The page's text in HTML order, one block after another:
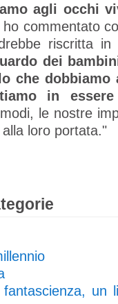
agli occhi
commentato
riscritta in
dei
che dobbiamo
in
le nostre
loro portata."
un